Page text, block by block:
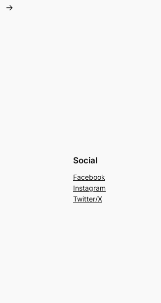
→
Social
Facebook
Instagram
Twitter/X